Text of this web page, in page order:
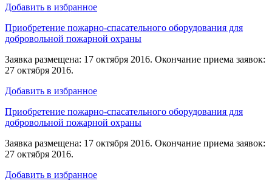
Добавить в избранное
Приобретение пожарно-спасательного оборудования для
добровольной пожарной охраны
Заявка размещена: 17 октября 2016. Окончание приема заявок:
27 октября 2016.
Добавить в избранное
Приобретение пожарно-спасательного оборудования для
добровольной пожарной охраны
Заявка размещена: 17 октября 2016. Окончание приема заявок:
27 октября 2016.
Добавить в избранное